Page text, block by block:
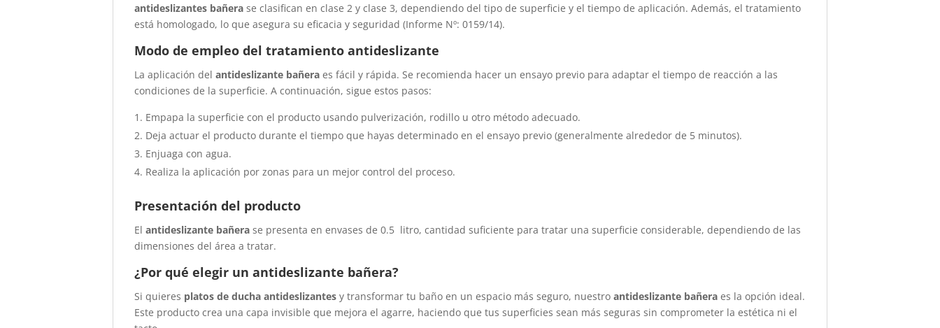
antideslizantes bañera se clasifican en clase 2 y clase 3, dependiendo del tipo de superficie y el tiempo de aplicación. Además, el tratamiento
está homologado, lo que asegura su eficacia y seguridad (Informe Nº: 0159/14).
Modo de empleo del tratamiento antideslizante
La aplicación delantideslizante bañera es fácil y rápida. Se recomienda hacer un ensayo previo para adaptar el tiempo de reacción a las
condiciones de la superficie. A continuación, sigue estos pasos:
Empapa la superficie con el producto usando pulverización, rodillo u otro método adecuado.
Deja actuar el producto durante el tiempo que hayas determinado en el ensayo previo (generalmente alrededor de 5 minutos).
Enjuaga con agua.
Realiza la aplicación por zonas para un mejor control del proceso.
Presentación del producto
Elantideslizante bañera se presenta en envases de 0.5 litro, cantidad suficiente para tratar una superficie considerable, dependiendo de las
dimensiones del área a tratar.
¿Por qué elegir un antideslizante bañera?
Si quieres platos de ducha antideslizantes y transformar tu baño en un espacio más seguro, nuestroantideslizante bañera es la opción ideal.
Este producto crea una capa invisible que mejora el agarre, haciendo que tus superficies sean más seguras sin comprometer la estética ni el